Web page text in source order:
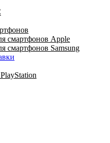
смартфонов Apple
смартфонов Samsung